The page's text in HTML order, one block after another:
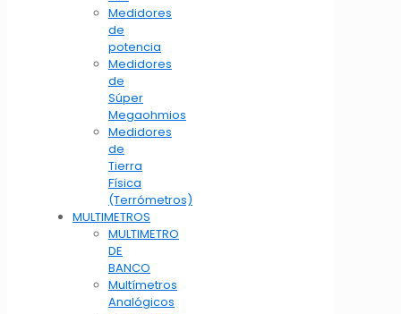
Medidores
de
potencia
Medidores
de
Súper
Megaohmios
Medidores
de
Tierra
Física
(Terrómetros)
MULTIMETROS
MULTIMETRO
DE
BANCO
Multímetros
Analógicos